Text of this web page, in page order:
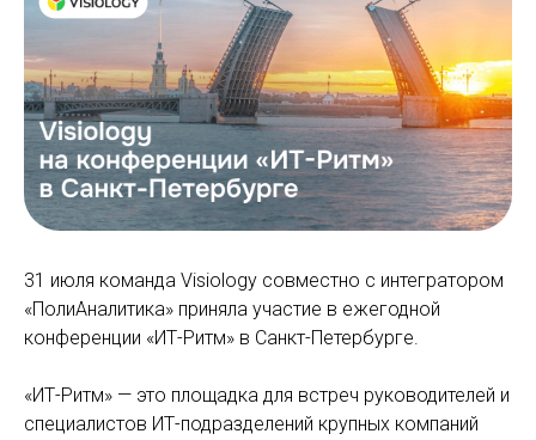
31 июля команда Visiology совместно с интегратором
«ПолиАналитика» приняла участие в ежегодной
конференции «ИТ-Ритм» в Санкт-Петербурге.
«ИТ-Ритм» — это площадка для встреч руководителей и
специалистов ИТ-подразделений крупных компаний